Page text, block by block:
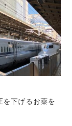
を下げるお薬を